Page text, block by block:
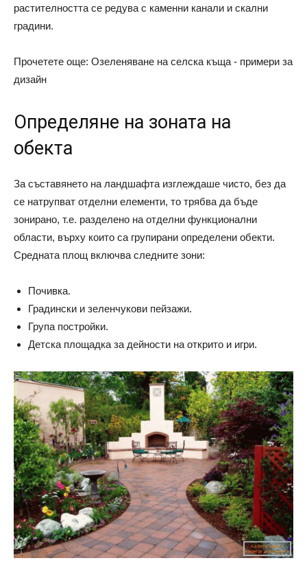
растителността се редува с каменни канали и скални
градини.
Прочетете още: Озеленяване на селска къща - примери за
дизайн
Определяне на зоната на
обекта
За съставянето на ландшафта изглеждаше чисто, без да
се натрупват отделни елементи, то трябва да бъде
зонирано, т.е. разделено на отделни функционални
области, върху които са групирани определени обекти.
Средната площ включва следните зони:
Почивка.
Градински и зеленчукови пейзажи.
Група постройки.
Детска площадка за дейности на открито и игри.